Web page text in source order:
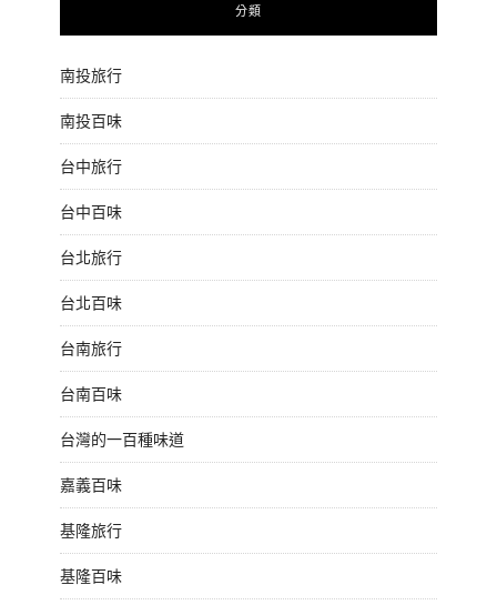
分類
南投旅行
南投百味
台中旅行
台中百味
台北旅行
台北百味
台南旅行
台南百味
台灣的一百種味道
嘉義百味
基隆旅行
基隆百味